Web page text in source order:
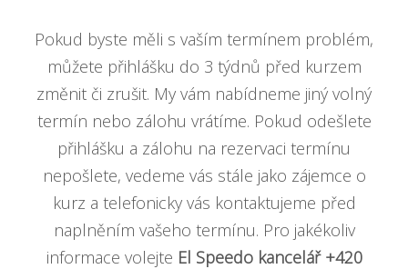
Pokud byste měli s vaším termínem problém,
můžete přihlášku do 3 týdnů před kurzem
změnit či zrušit. My vám nabídneme jiný volný
termín nebo zálohu vrátíme. Pokud odešlete
přihlášku a zálohu na rezervaci termínu
nepošlete, vedeme vás stále jako zájemce o
kurz a telefonicky vás kontaktujeme před
naplněním vašeho termínu. Pro jakékoliv
informace volejte El Speedo kancelář +420